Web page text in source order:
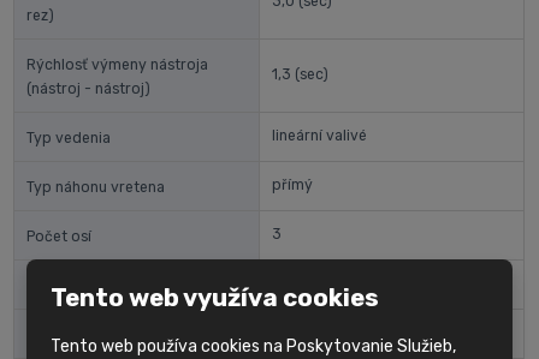
rez)
Rýchlosť výmeny nástroja
(nástroj - nástroj)
1,3 (sec)
Typ vedenia lineární valivé
Typ náhonu vretena přímý
Počet osí 3
Riadiaci systém
Rozmery stroja (DxŠxV)
Tento web využíva cookies
Tento web používa cookies na Poskytovanie Služieb,